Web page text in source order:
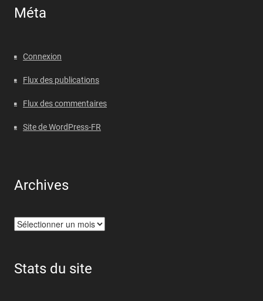
Méta
Connexion
Flux des publications
Flux des commentaires
Site de WordPress-FR
Archives
Archives
Stats du site